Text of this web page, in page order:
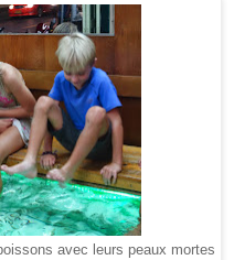
avec leurs peaux mortes